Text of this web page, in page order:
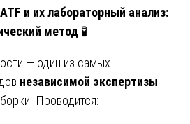
и их лабораторный анализ:
метод 🧪
— один из самых
независимой экспертизы
Проводится: